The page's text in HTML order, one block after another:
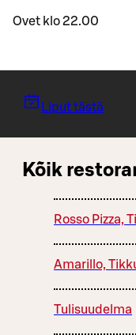
Ovet klo 22.00
Liput tästä
Kõik
Rosso Pizza,
Amarillo,
Tulisuudelma